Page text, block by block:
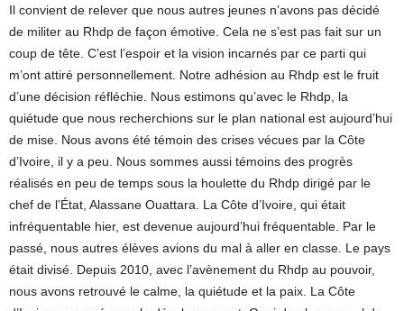
Il convient de relever que nous autres jeunes n’avons pas décidé
de militer au Rhdp de façon émotive. Cela ne s’est pas fait sur un
coup de tête. C’est l’espoir et la vision incarnés par ce parti qui
m’ont attiré personnellement. Notre adhésion au Rhdp est le fruit
d’une décision réfléchie. Nous estimons qu’avec le Rhdp, la
quiétude que nous recherchions sur le plan national est aujourd’hui
de mise. Nous avons été témoin des crises vécues par la Côte
d’Ivoire, il y a peu. Nous sommes aussi témoins des progrès
réalisés en peu de temps sous la houlette du Rhdp dirigé par le
chef de l’État, Alassane Ouattara. La Côte d’Ivoire, qui était
infréquentable hier, est devenue aujourd’hui fréquentable. Par le
passé, nous autres élèves avions du mal à aller en classe. Le pays
était divisé. Depuis 2010, avec l’avènement du Rhdp au pouvoir,
nous avons retrouvé le calme, la quiétude et la paix. La Côte